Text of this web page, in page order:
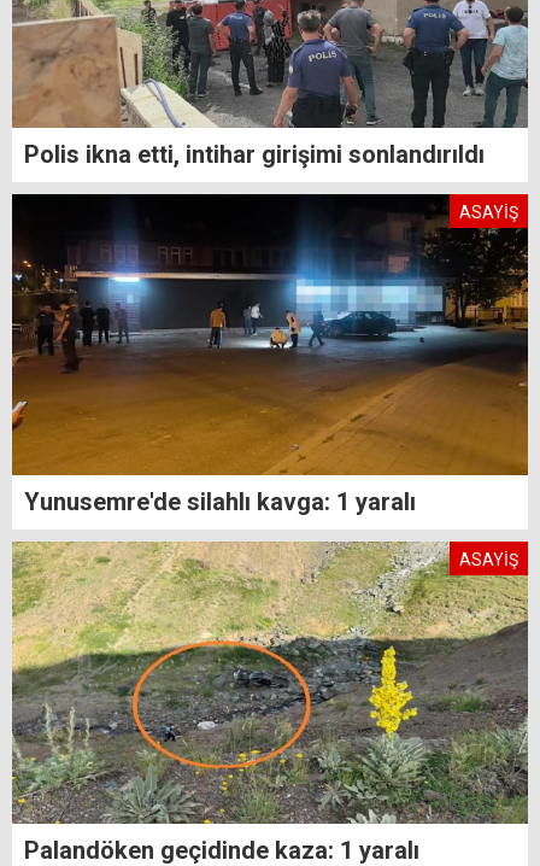
Polis ikna etti, intihar girişimi sonlandırıldı
ASAYİŞ
Yunusemre'de silahlı kavga: 1 yaralı
ASAYİŞ
Palandöken geçidinde kaza: 1 yaralı